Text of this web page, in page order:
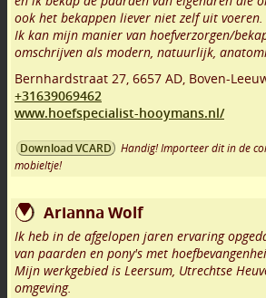
ook het bekappen liever niet zelf uit voeren.
Ik kan mijn manier van hoefverzorgen/
omschrijven als modern, natuurlijk,
Bernhardstraat 27, 6657 AD, Boven-
+31639069462
www.hoefspecialist-hooymans.nl/
Download VCARD
Handig! Importeer dit in de
mobieltje!
Arianna Wolf
Ik heb in de afgelopen jaren ervaring
van paarden en pony's met
Mijn werkgebied is Leersum, Utrechtse
omgeving.